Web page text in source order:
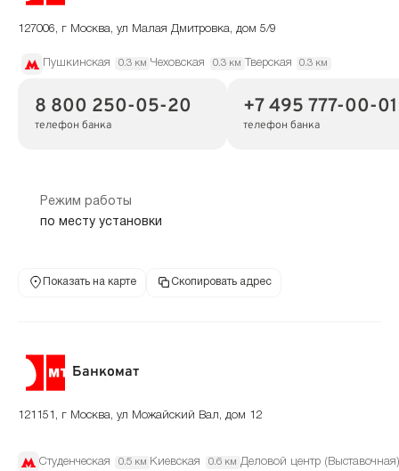
127006, г Москва, ул Малая Дмитровка, дом 5/9
Пушкинская 0.3 км Чеховская 0.3 км Тверская 0.3 км
8 800 250-05-20
телефон банка
+7 495 777-00-01
телефон банка
Режим работы
по месту установки
Показать на карте Скопировать адрес
Банкомат
121151, г Москва, ул Можайский Вал, дом 12
Студенческая 0.5 км Киевская 0.6 км Деловой центр (Выставочная)